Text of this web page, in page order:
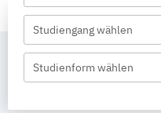
Studiengang wählen
Studienform wählen